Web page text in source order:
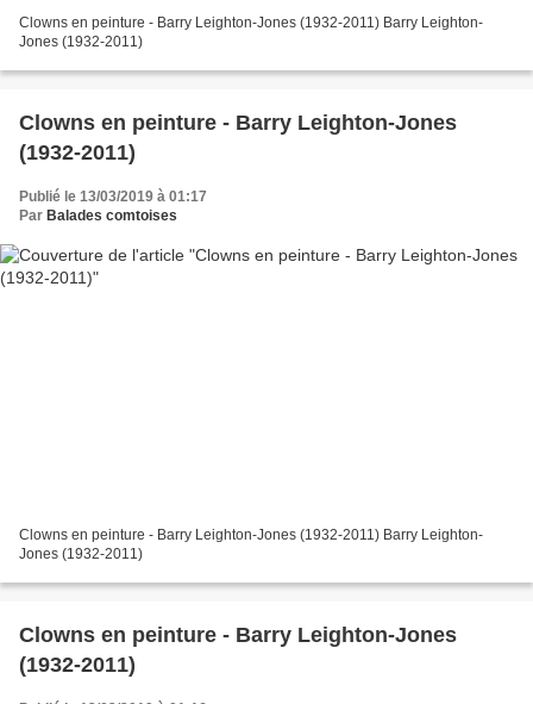
Clowns en peinture - Barry Leighton-Jones (1932-2011) Barry Leighton-
Jones (1932-2011)
Clowns en peinture - Barry Leighton-Jones
(1932-2011)
Publié le 13/03/2019 à 01:17
Par Balades comtoises
Clowns en peinture - Barry Leighton-Jones (1932-2011) Barry Leighton-
Jones (1932-2011)
Clowns en peinture - Barry Leighton-Jones
(1932-2011)